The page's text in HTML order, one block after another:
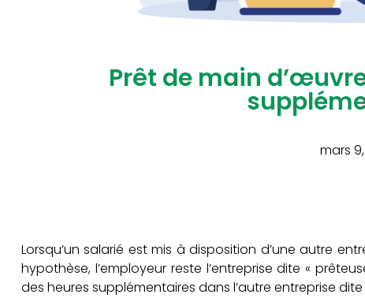
Prêt de main
mars
Lorsqu’un salarié est mis à disposition d’une autre
hypothèse, l’employeur reste l’entreprise dite «
des heures supplémentaires dans l’autre entreprise